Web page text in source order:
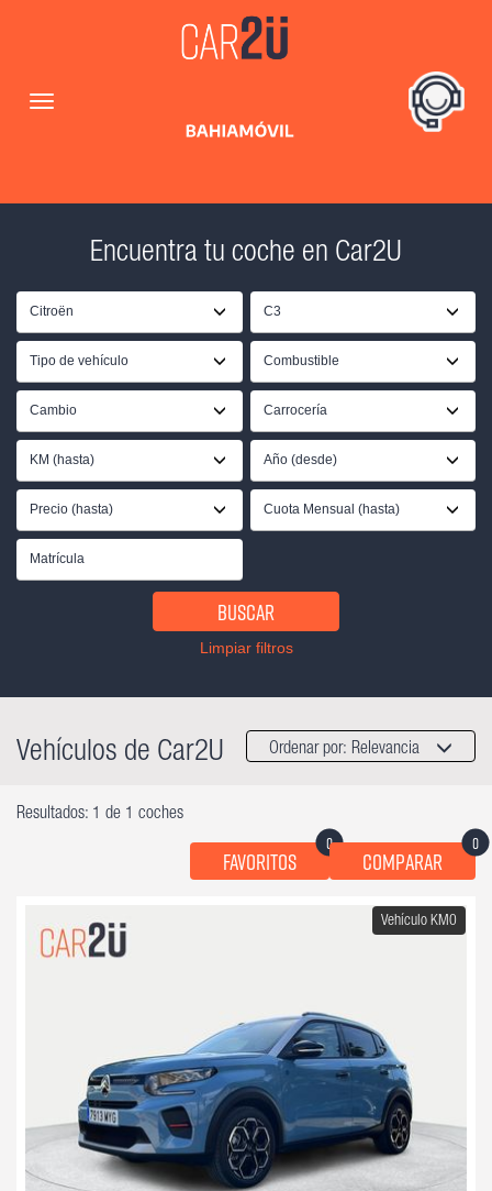
Encuentra tu coche en Car2U
Citroën C3
Tipo de vehículo Combustible
Cambio Carrocería
KM (hasta) Año (desde)
Precio (hasta) Cuota Mensual (hasta)
Buscar
Limpiar filtros
Vehículos de Car2U Ordenar por: Relevancia
Resultados: 1 de 1 coches
Favoritos
0
Comparar
0
Vehículo KM0